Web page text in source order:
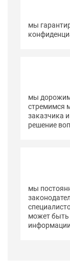
мы
мы дорожим
стремимся
заказчика
решение
мы
может быть